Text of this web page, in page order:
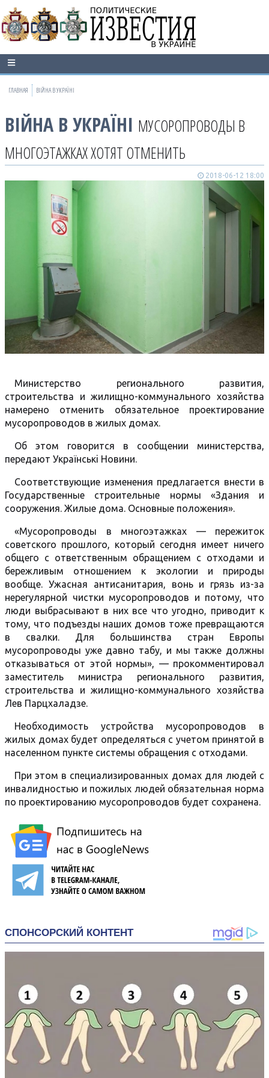
ГЛАВНАЯ ВІЙНА В УКРАЇНІ
ВІЙНА В УКРАЇНІ МУСОРОПРОВОДЫ В
МНОГОЭТАЖКАХ ХОТЯТ ОТМЕНИТЬ
2018-06-12 18:00
Министерство регионального развития,
строительства и жилищно-коммунального хозяйства
намерено отменить обязательное проектирование
мусоропроводов в жилых домах.
Об этом говорится в сообщении министерства,
передают Українськi Новини.
Соответствующие изменения предлагается внести в
Государственные строительные нормы «Здания и
сооружения. Жилые дома. Основные положения».
«Мусоропроводы в многоэтажках — пережиток
советского прошлого, который сегодня имеет ничего
общего с ответственным обращением с отходами и
бережливым отношением к экологии и природы
вообще. Ужасная антисанитария, вонь и грязь из-за
нерегулярной чистки мусоропроводов и потому, что
люди выбрасывают в них все что угодно, приводит к
тому, что подъезды наших домов тоже превращаются
в свалки. Для большинства стран Европы
мусоропроводы уже давно табу, и мы также должны
отказываться от этой нормы», — прокомментировал
заместитель министра регионального развития,
строительства и жилищно-коммунального хозяйства
Лев Парцхаладзе.
Необходимость устройства мусоропроводов в
жилых домах будет определяться с учетом принятой в
населенном пункте системы обращения с отходами.
При этом в специализированных домах для людей с
инвалидностью и пожилых людей обязательная норма
по проектированию мусоропроводов будет сохранена.